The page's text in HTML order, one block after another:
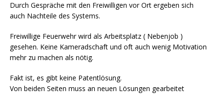
Durch Gespräche mit den Freiwilligen vor Ort ergeben sich
auch Nachteile des Systems.
Freiwillige Feuerwehr wird als Arbeitsplatz ( Nebenjob )
gesehen. Keine Kameradschaft und oft auch wenig Motivation
mehr zu machen als nötig.
Fakt ist, es gibt keine Patentlösung.
Von beiden Seiten muss an neuen Lösungen gearbeitet